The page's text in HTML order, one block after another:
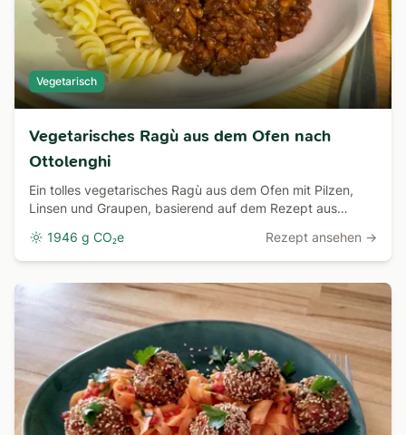
Vegetarisch
Vegetarisches Ragù aus dem Ofen nach
Ottolenghi
Ein tolles vegetarisches Ragù aus dem Ofen mit Pilzen,
Linsen und Graupen, basierend auf dem Rezept aus
1946 g CO₂e Rezept ansehen →